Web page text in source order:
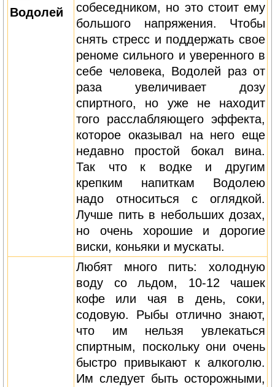
Водолей
собеседником, но это стоит ему
большого напряжения. Чтобы
снять стресс и поддержать свое
реноме сильного и уверенного в
себе человека, Водолей раз от
раза увеличивает дозу
спиртного, но уже не находит
того расслабляющего эффекта,
которое оказывал на него еще
недавно простой бокал вина.
Так что к водке и другим
крепким напиткам Водолею
надо относиться с оглядкой.
Лучше пить в небольших дозах,
но очень хорошие и дорогие
виски, коньяки и мускаты.
Любят много пить: холодную
воду со льдом, 10-12 чашек
кофе или чая в день, соки,
содовую. Рыбы отлично знают,
что им нельзя увлекаться
спиртным, поскольку они очень
быстро привыкают к алкоголю.
Им следует быть осторожными,